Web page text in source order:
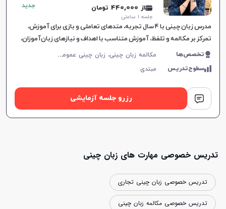
از 440,000 تومان
جلسه ۱ ساعتی
جدید
مدرس زبان چینی با ۴ سال تجربه، متدهای تعاملی و بازی برای آموزش،
تمرکز بر مکالمه و تلفظ، آموزش متناسب با اهداف و نیازهای زبان‌آموزان،
فضایی دوستانه و هدفمند.
تخصص‌ها م
کالمه زبان چینی، زبان چینی عمومی، زبان چینی کودکان، زبان چینی تجاری
سطوح‌تدریس مبتدی
رزرو جلسه آزمایشی
تدریس خصوصی مهارت های زبان چینی
تدریس خصوصی زبان چینی تجاری
تدریس خصوصی مکالمه زبان چینی